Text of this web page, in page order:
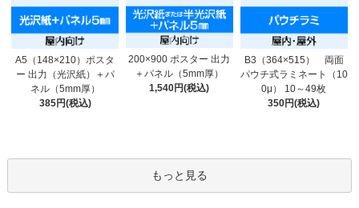
A5（148×210）ポスタ
ー 出力（光沢紙）＋パ
ネル（5mm厚）
385円(税込)
200×900 ポスター 出力
＋パネル（5mm厚）
1,540円(税込)
B3（364×515） 両面
パウチ式ラミネート（10
0μ） 10～49枚
350円(税込)
もっと見る